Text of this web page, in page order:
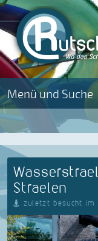
Menü und Suche
Straelen
zuletzt besucht im